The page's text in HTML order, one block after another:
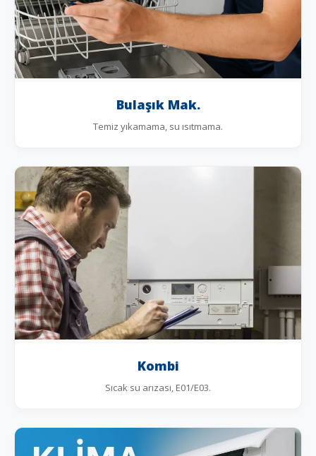
Bulaşık Mak.
Temiz yıkamama, su ısıtmama.
Kombi
Sıcak su arızası, E01/E03.